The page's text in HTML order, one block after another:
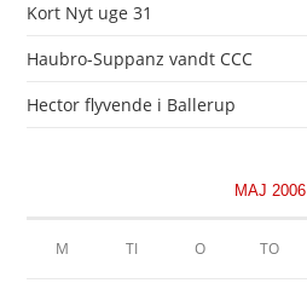
Kort Nyt uge 31
Haubro-Suppanz vandt CCC
Hector flyvende i Ballerup
MAJ 2006
M TI O TO